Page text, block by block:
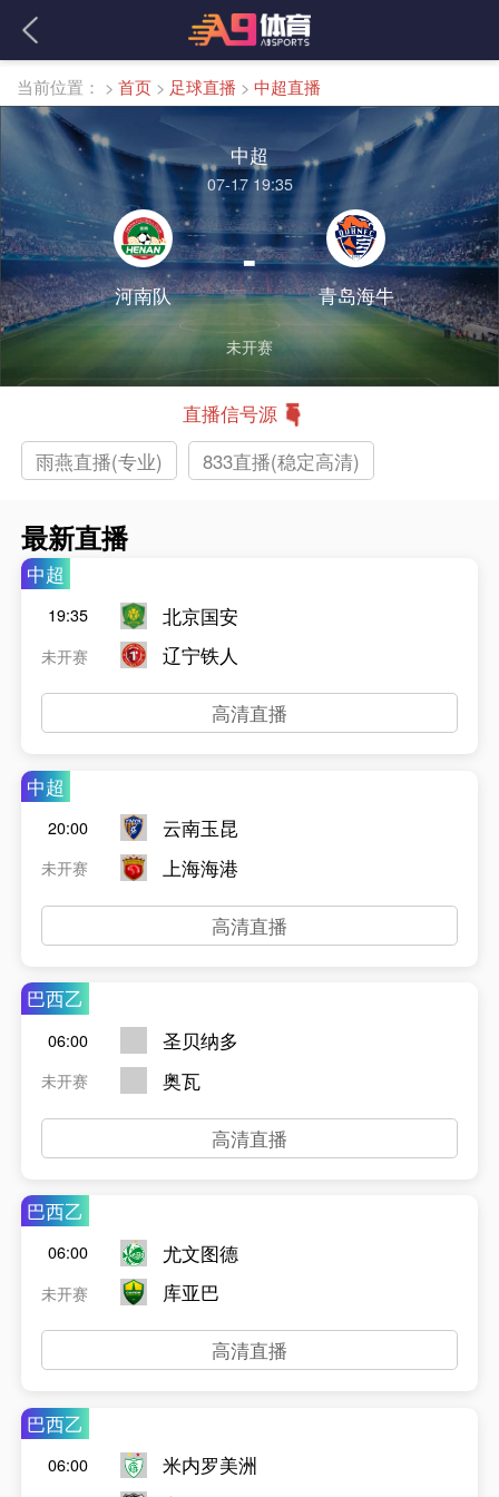
当前位置： > 首页 > 足球直播 > 中超直播
中超
07-17 19:35
河南队
-
青岛海牛
未开赛
直播信号源
雨燕直播(专业)
833直播(稳定高清)
最新直播
中超
19:35
未开赛
北京国安
辽宁铁人
高清直播
中超
20:00
未开赛
云南玉昆
上海海港
高清直播
巴西乙
06:00
未开赛
圣贝纳多
奥瓦
高清直播
巴西乙
06:00
未开赛
尤文图德
库亚巴
高清直播
巴西乙
06:00
米内罗美洲